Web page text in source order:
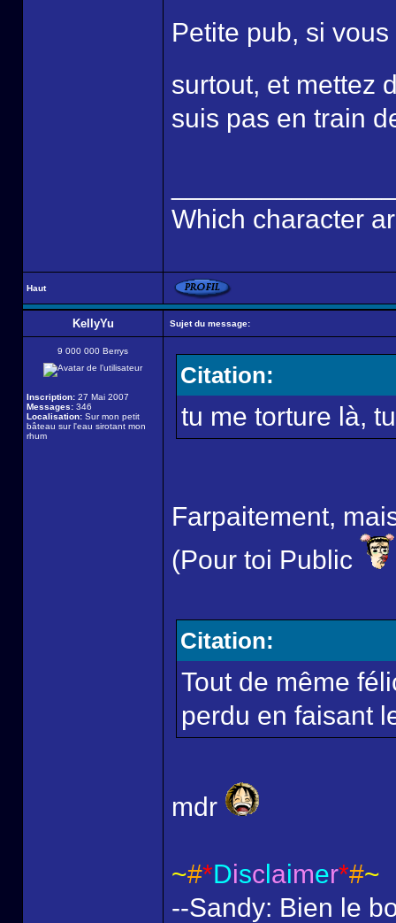
Petite pub, si
surtout, et mettez
suis pas en train
Which character
Haut
KellyYu Sujet du message:
9 000 000 Berrys
Inscription: 27 Mai 2007
Messages: 346
Localisation: Sur mon petit
bâteau sur l'eau sirotant mon
rhum
Citation:
tu me torture là,
Farpaitement,
(Pour toi Public
Citation:
Tout de même
perdu en faisant
mdr
~#*Disclaimer*#~
--Sandy: Bien le